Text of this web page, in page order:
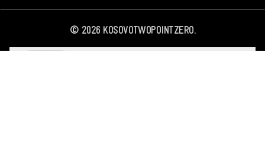
© 2026KOSOVOTWOPOINTZERO.